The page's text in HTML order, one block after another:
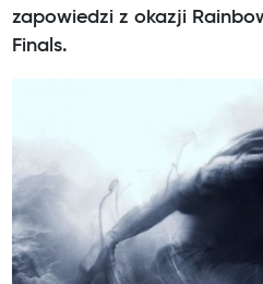
zapowiedzi z okazji
Finals.